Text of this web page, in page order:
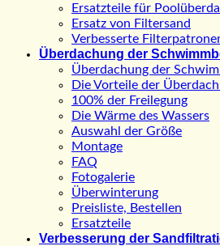
Ersatzteile für
Ersatz von Filtersand
Verbesserte
Überdachung der
Überdachung der
Die Vorteile der
100% der Freilegung
Die Wärme des Wassers
Auswahl der Größe
Montage
FAQ
Fotogalerie
Überwinterung
Preisliste, Bestellen
Ersatzteile
Verbesserung der